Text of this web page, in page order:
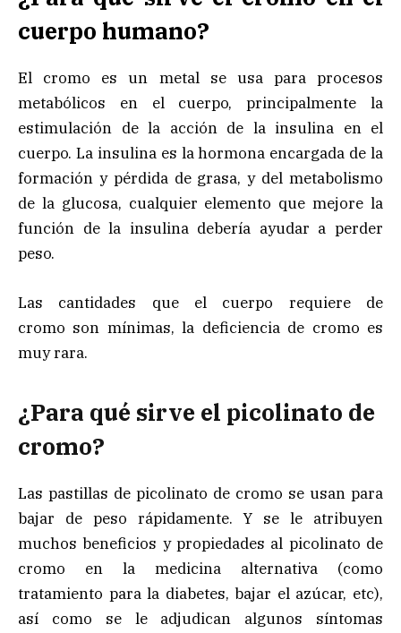
cuerpo humano?
El cromo es un metal se usa para procesos
metabólicos en el cuerpo, principalmente la
estimulación de la acción de la insulina en el
cuerpo. La insulina es la hormona encargada de la
formación y pérdida de grasa, y del metabolismo
de la glucosa, cualquier elemento que mejore la
función de la insulina debería ayudar a perder
peso.
Las cantidades que el cuerpo requiere de
cromo son mínimas, la deficiencia de cromo es
muy rara.
¿Para qué sirve el picolinato de
cromo?
Las pastillas de picolinato de cromo se usan para
bajar de peso rápidamente. Y se le atribuyen
muchos beneficios y propiedades al picolinato de
cromo en la medicina alternativa (como
tratamiento para la diabetes, bajar el azúcar, etc),
así como se le adjudican algunos síntomas